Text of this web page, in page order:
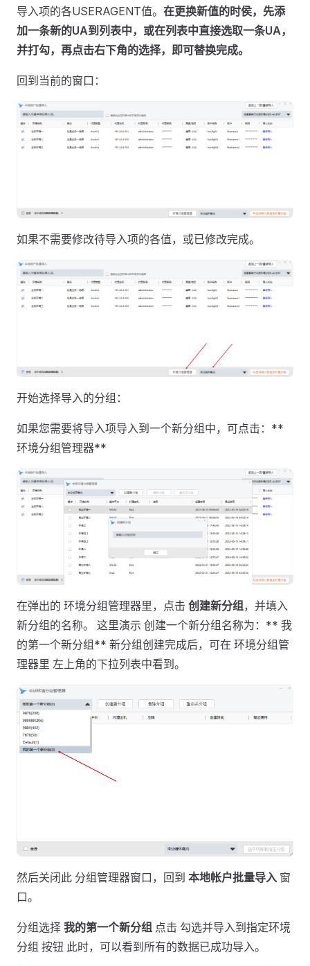
导入项的各USERAGENT值。 在更换新值的时侯，先添
加一条新的UA到列表中，或在列表中直接选取一条UA，
并打勾，再点击右下角的选择，即可替换完成。
回到当前的窗口：
如果不需要修改待导入项的各值，或已修改完成。
开始选择导入的分组：
如果您需要将导入项导入到一个新分组中，可点击：**
环境分组管理器**
在弹出的 环境分组管理器里，点击 创建新分组，并填入
新分组的名称。 这里演示 创建一个新分组名称为：** 我
的第一个新分组** 新分组创建完成后，可在 环境分组管
理器里 左上角的下拉列表中看到。
然后关闭此 分组管理器窗口，回到 本地帐户批量导入 窗
口。
分组选择 我的第一个新分组 点击 勾选并导入到指定环境
分组 按钮 此时，可以看到所有的数据已成功导入。